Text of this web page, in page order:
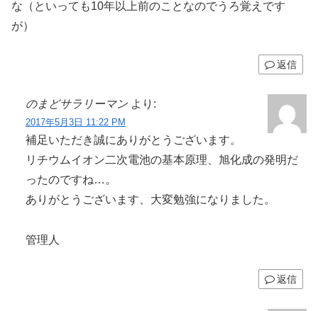
な（といっても10年以上前のことなのでうろ覚えです
が）
返信
のまどサラリーマン より:
2017年5月3日 11:22 PM
補足いただき誠にありがとうございます。
リチウムイオン二次電池の基本原理、旭化成の発明だ
ったのですね…。
ありがとうございます、大変勉強になりました。
管理人
返信